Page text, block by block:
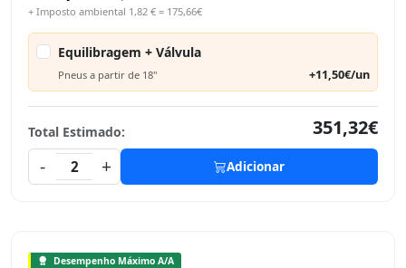
+ Imposto ambiental 1,82 € = 175,66€
Equilibragem + Válvula
Pneus a partir de 18" +11,50€/un
Total Estimado:
351,32€
-
2 + Adicionar
Desempenho Máximo A/A